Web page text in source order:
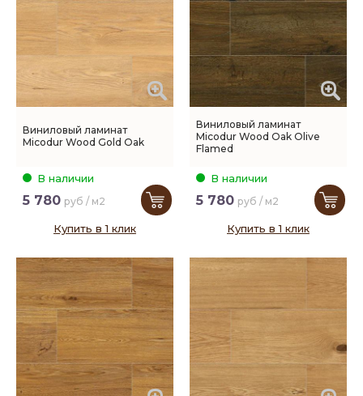
Виниловый ламинат
Micodur Wood Gold Oak
В наличии
5 780 руб / м2
Купить в 1 клик
Виниловый ламинат
Micodur Wood Oak Olive
Flamed
В наличии
5 780 руб / м2
Купить в 1 клик